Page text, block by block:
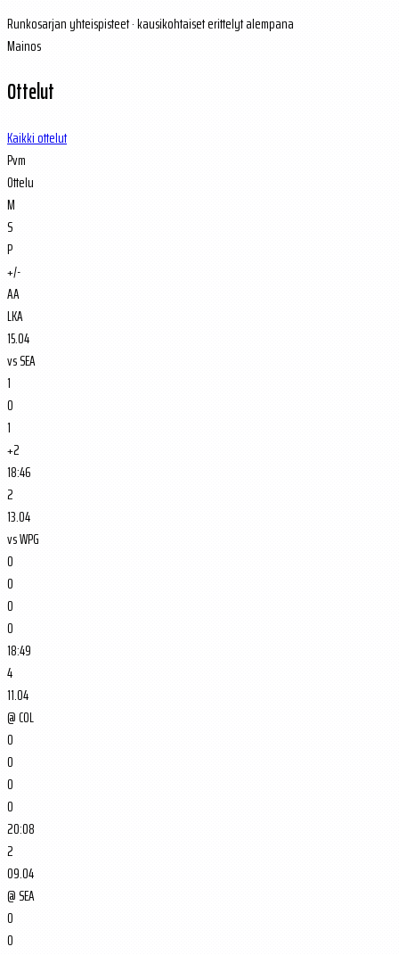
Runkosarjan yhteispisteet · kausikohtaiset erittelyt alempana
Mainos
Ottelut
Kaikki ottelut
Pvm
Ottelu
M
S
P
+/-
AA
LKA
15.04
vsSEA
1
0
1
+2
18:46
2
13.04
vsWPG
0
0
0
0
18:49
4
11.04
@COL
0
0
0
0
20:08
2
09.04
@SEA
0
0